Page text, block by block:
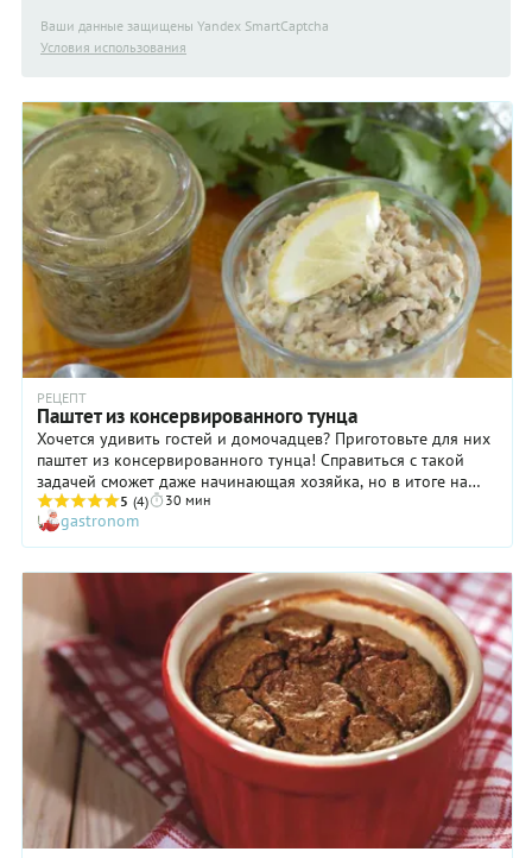
Ваши данные защищены Yandex SmartCaptcha
Условия использования
РЕЦЕПТ
Паштет из консервированного тунца
Хочется удивить гостей и домочадцев? Приготовьте для них
паштет из консервированного тунца! Справиться с такой
задачей сможет даже начинающая хозяйка, но в итоге на
столе появится весьма изысканная горячая (да-да, горячая!)
закуска, которую, скорее всего, ваши друзья и близкие
никогда в жизни не пробовали. Нельзя не отметить и
оригинальный соус, которым дополняется блюдо, состоящий
из анчоусов, каперсов, винного уксуса и оливкового масла
«экстра верджин». Скажем прямо: именно эта «добавка»
выводит паштет из консервированного тунца на совершенно
новый уровень и превращает в изысканный деликатес.
Попробовать точно стоит!
5 (4) 30 мин
gastronom